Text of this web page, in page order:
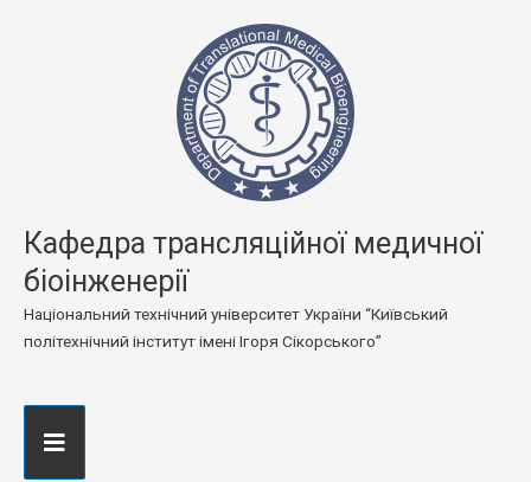
Кафедра трансляційної медичної
біоінженерії
Національний технічний університет України “Київський
політехнічний інститут імені Ігоря Сікорського”